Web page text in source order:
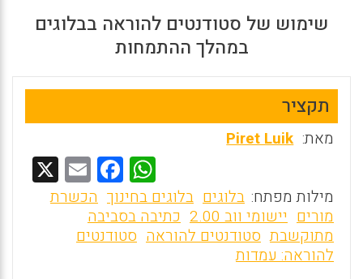
שימוש של סטודנטים להוראה בבלוגים
במהלך ההתמחות
תקציר
מאת: Piret Luik
W
h
at
s
F
a
ce
b
E
m מילות מפתח: בלוגים בלוגים בחינוך הכשרת
מורים יישומי ווב 2.00
כתיבה בסביבה
מתוקשבת סטודנטים להוראה סטודנטים
להוראה: עמדות